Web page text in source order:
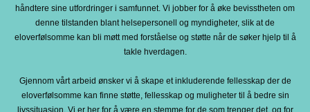
håndtere sine utfordringer i samfunnet. Vi jobber for å øke bevisstheten om
denne tilstanden blant helsepersonell og myndigheter, slik at de
eloverfølsomme kan bli møtt med forståelse og støtte når de søker hjelp til å
takle hverdagen.
Gjennom vårt arbeid ønsker vi å skape et inkluderende fellesskap der de
eloverfølsomme kan finne støtte, fellesskap og muligheter til å bedre sin